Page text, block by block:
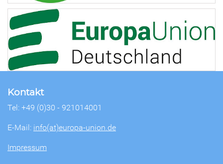
Kontakt
Tel: +49 (0)30 - 921014001
E-Mail: info(at)europa-union.de
Impressum